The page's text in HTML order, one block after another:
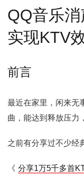
QQ音乐消
实现KTV
前言
最近在家里，闲来无
曲，能达到释放压力
之前有分享过不少经
《 分享1万5千多首